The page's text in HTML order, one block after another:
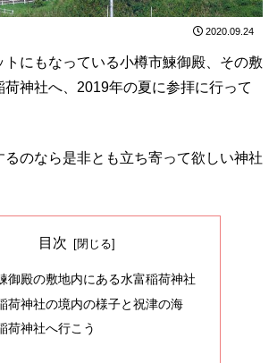
2020.09.24
トにもなっている小樽市鰊御殿、その敷
神社へ、2019年の夏に参拝に行って
るのなら是非とも立ち寄って欲しい神社
目次
御殿の敷地内にある水富稲荷神社
荷神社の境内の様子と祝津の海
荷神社へ行こう